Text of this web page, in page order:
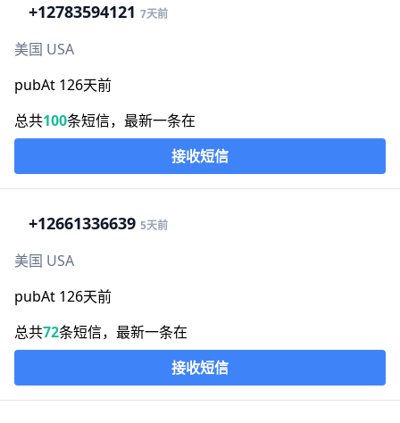
+12783594121 7天前
美国 USA
pubAt 126天前
总共100条短信，最新一条在
接收短信
+12661336639 5天前
美国 USA
pubAt 126天前
总共72条短信，最新一条在
接收短信